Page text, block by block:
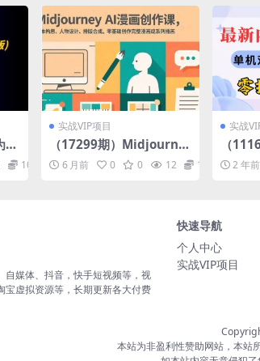
游
傻 10
实战VIP项目
（17299期）Midjourne
y AI漫画创作课，脚本构
思、人物设计、排版合
6 月前 0 0 12 10
实战
（
机掘
00+，
2 年前
自媒体、抖音，快手短视频等，视
宝虚拟资源等，长期更新各大付费
快速导航
个人中心
实战VIP项目
本站为非盈利性赞助网站，本站